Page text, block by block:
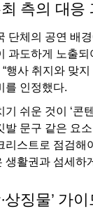
측의 대응
단체의 공연 배
과도하게 노출
행사 취지와 맞
를 인정했다.
쉬운 것이 ‘콘
발 문구 같은 요
스트로 점검해
생활권과 섬세하
상징물’ 가